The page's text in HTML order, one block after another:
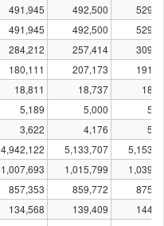
491,945 492,500
491,945 492,500
284,212 257,414
180,111 207,173
18,811 18,737
5,189 5,000
3,622 4,176
4,942,122 5,133,707
1,007,693 1,015,799
857,353 859,772
134,568 139,409